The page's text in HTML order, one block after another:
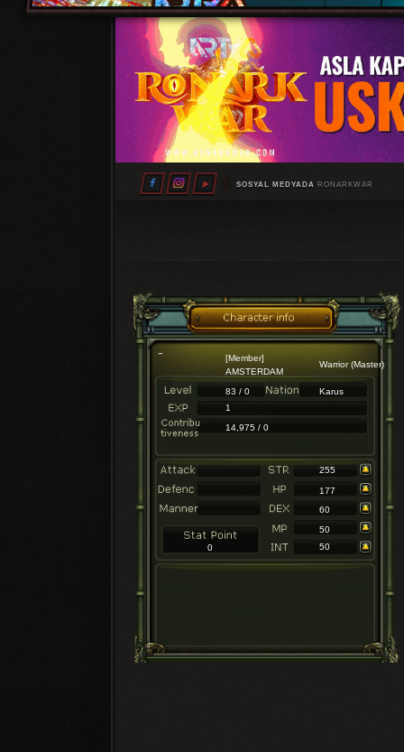
SOSYAL MEDYADA RONARKWAR
[Member]
AMSTERDAM
Warrior (Master)
83 / 0
Karus
1
14,975 / 0
255
177
0
60
50
50